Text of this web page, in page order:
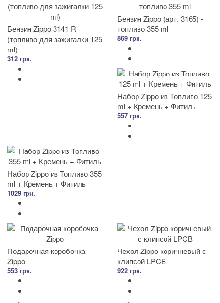
Бензин Zippo 3141 R
(топливо для зажигалки 125
ml)
312 грн.
Бензин Zippo (арт. 3165) -
топливо 355 ml
869 грн.
Набор Zippo из Топливо 125
ml + Кремень + Фитиль
557 грн.
Набор Zippo из Топливо 355
ml + Кремень + Фитиль
1029 грн.
Подарочная коробочка
Zippo
553 грн.
Чехол Zippo коричневый с
клипсой LPCB
922 грн.